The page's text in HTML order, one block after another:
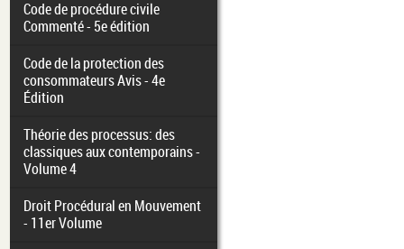
Code de procédure civile
Commenté - 5e édition
Code de la protection des
consommateurs Avis - 4e
Édition
Théorie des processus: des
classiques aux contemporains -
Volume 4
Droit Procédural en Mouvement
- 11er Volume